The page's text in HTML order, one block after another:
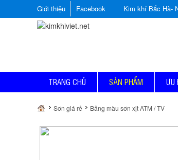
Giới thiệu Facebook Kim khí Bắc Hà- Nơi
TRANG CHỦ SẢN PHẨM ƯU
Sơn giá rẻ Bảng màu sơn xịt ATM / TV